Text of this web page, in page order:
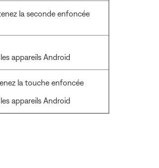
la seconde enfoncée
appareils Android
la touche enfoncée
appareils Android